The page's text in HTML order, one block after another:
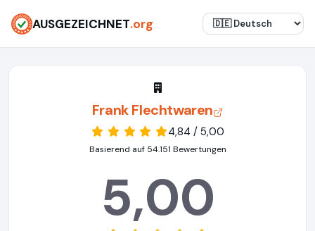
AUSGEZEICHNET.org
Frank Flechtwaren
4,84 / 5,00
Basierend auf 54.151 Bewertungen
5,00